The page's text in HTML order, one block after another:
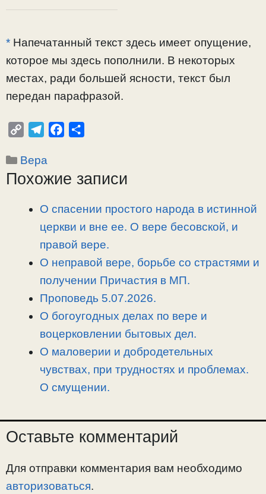
* Напечатанный текст здесь имеет опущение,
которое мы здесь пополнили. В некоторых
местах, ради большей ясности, текст был
передан парафразой.
p
y
l
e
r
e
o
р
в
Рубрики
Вера
Похожие записи
О спасении простого народа в истинной
церкви и вне ее. О вере бесовской, и
правой вере.
О неправой вере, борьбе со страстями и
получении Причастия в МП.
Проповедь 5.07.2026.
О богоугодных делах по вере и
воцерковлении бытовых дел.
О маловерии и добродетельных
чувствах, при трудностях и проблемах.
О смущении.
Оставьте комментарий
Для отправки комментария вам необходимо
авторизоваться.